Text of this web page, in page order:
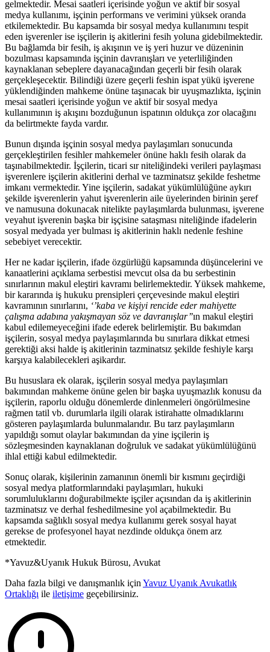
gelmektedir. Mesai saatleri içerisinde yoğun ve aktif bir sosyal
medya kullanımı, işçinin performans ve verimini yüksek oranda
etkilemektedir. Bu kapsamda bir sosyal medya kullanımını tespit
eden işverenler ise işçilerin iş akitlerini fesih yoluna gidebilmektedir.
Bu bağlamda bir fesih, iş akışının ve iş yeri huzur ve düzeninin
bozulması kapsamında işçinin davranışları ve yeterliliğinden
kaynaklanan sebeplere dayanacağından geçerli bir fesih olarak
gerçekleşecektir. Bilindiği üzere geçerli feshin ispat yükü işverene
yüklendiğinden mahkeme önüne taşınacak bir uyuşmazlıkta, işçinin
mesai saatleri içerisinde yoğun ve aktif bir sosyal medya
kullanımının iş akışını bozduğunun ispatının oldukça zor olacağını
da belirtmekte fayda vardır.
Bunun dışında işçinin sosyal medya paylaşımları sonucunda
gerçekleştirilen fesihler mahkemeler önüne haklı fesih olarak da
taşınabilmektedir. İşçilerin, ticari sır niteliğindeki verileri paylaşması
işverenlere işçilerin akitlerini derhal ve tazminatsız şekilde feshetme
imkanı vermektedir. Yine işçilerin, sadakat yükümlülüğüne aykırı
şekilde işverenlerin yahut işverenlerin aile üyelerinden birinin şeref
ve namusuna dokunacak nitelikte paylaşımlarda bulunması, işverene
veyahut işverenin başka bir işçisine sataşması niteliğinde ifadelerin
sosyal medyada yer bulması iş akitlerinin haklı nedenle feshine
sebebiyet verecektir.
Her ne kadar işçilerin, ifade özgürlüğü kapsamında düşüncelerini ve
kanaatlerini açıklama serbestisi mevcut olsa da bu serbestinin
sınırlarının makul eleştiri kavramı belirlemektedir. Yüksek mahkeme,
bir kararında iş hukuku prensipleri çerçevesinde makul eleştiri
kavramının sınırlarını, ‘’kaba ve kişiyi rencide eder mahiyette
çalışma adabına yakışmayan söz ve davranışlar’’ın makul eleştiri
kabul edilemeyeceğini ifade ederek belirlemiştir. Bu bakımdan
işçilerin, sosyal medya paylaşımlarında bu sınırlara dikkat etmesi
gerektiği aksi halde iş akitlerinin tazminatsız şekilde feshiyle karşı
karşıya kalabilecekleri aşikardır.
Bu hususlara ek olarak, işçilerin sosyal medya paylaşımları
bakımından mahkeme önüne gelen bir başka uyuşmazlık konusu da
işçilerin, raporlu olduğu dönemlerde dinlenmeleri öngörülmesine
rağmen tatil vb. durumlarla ilgili olarak istirahatte olmadıklarını
gösteren paylaşımlarda bulunmalarıdır. Bu tarz paylaşımların
yapıldığı somut olaylar bakımından da yine işçilerin iş
sözleşmesinden kaynaklanan doğruluk ve sadakat yükümlülüğünü
ihlal ettiği kabul edilmektedir.
Sonuç olarak, kişilerinin zamanının önemli bir kısmını geçirdiği
sosyal medya platformlarındaki paylaşımları, hukuki
sorumluluklarını doğurabilmekte işçiler açısından da iş akitlerinin
tazminatsız ve derhal feshedilmesine yol açabilmektedir. Bu
kapsamda sağlıklı sosyal medya kullanımı gerek sosyal hayat
gerekse de profesyonel hayat nezdinde oldukça önem arz
etmektedir.
*Yavuz&Uyanık Hukuk Bürosu, Avukat
Daha fazla bilgi ve danışmanlık için Yavuz Uyanık Avukatlık
Ortaklığı ile iletişime geçebilirsiniz.